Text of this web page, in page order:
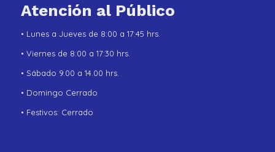
Atención al Público
• Lunes a Jueves de 8:00 a 17:45 hrs.
• Viernes de 8:00 a 17:30 hrs.
• Sábado 9.00 a 14.00 hrs.
• Domingo Cerrado
• Festivos: Cerrado